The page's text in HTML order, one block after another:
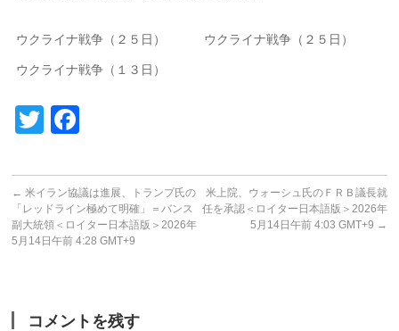
ウクライナ戦争（２５日） ウクライナ戦争（２５日）
ウクライナ戦争（１３日）
Twitter
← 米イラン協議は進展、トランプ氏の
「レッドライン極めて明確」＝バンス
副大統領＜ロイター日本語版＞2026年
5月14日午前 4:28 GMT+9
米上院、ウォーシュ氏のＦＲＢ議長就
任を承認＜ロイター日本語版＞2026年
5月14日午前 4:03 GMT+9 →
コメントを残す